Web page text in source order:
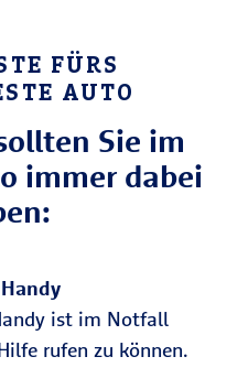
Batterie
die sie beim
verbraucht hat.
und Auto
Je weniger die
Wenn möglich,
Wagen unter einem
oder
FÜRS
AUTO
Sie im
immer dabei
ist im Notfall
rufen zu können.